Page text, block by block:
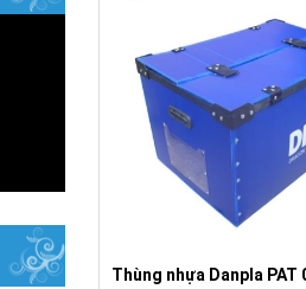
Thùng nhựa Danpla PAT